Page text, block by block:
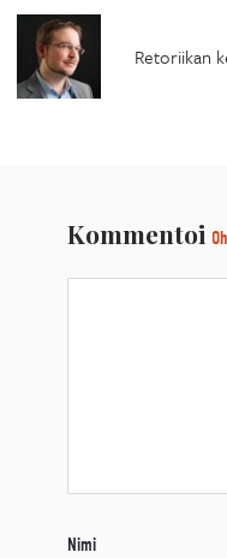
Retoriikan
Kommentoi
Nimi